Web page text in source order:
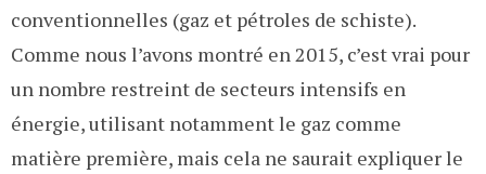
conventionnelles (gaz et pétroles de schiste).
Comme nous l’avons montré en 2015, c’est vrai pour
un nombre restreint de secteurs intensifs en
énergie, utilisant notamment le gaz comme
matière première, mais cela ne saurait expliquer le